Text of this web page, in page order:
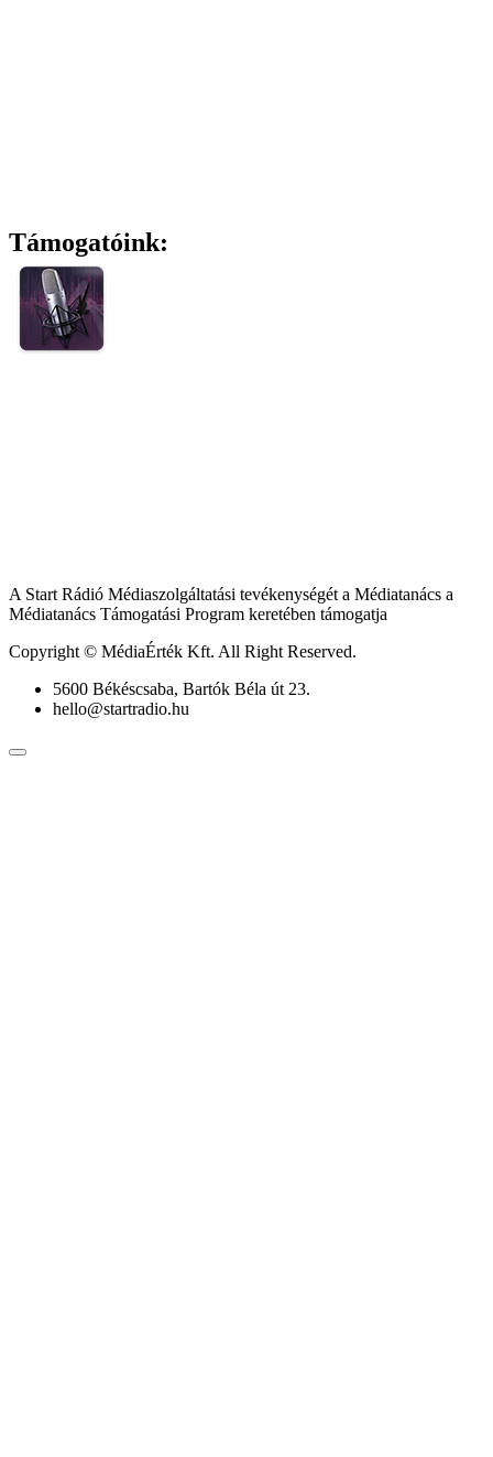
Támogatóink:
A Start Rádió Médiaszolgáltatási tevékenységét a Médiatanács a
Médiatanács Támogatási Program keretében támogatja
Copyright © MédiaÉrték Kft. All Right Reserved.
5600 Békéscsaba, Bartók Béla út 23.
hello@startradio.hu